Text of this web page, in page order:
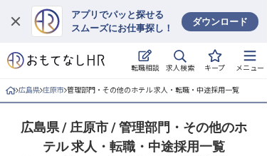
アプリでパッと探せる
スムーズにお仕事探し！
ダウンロード
転職相談 求人検索 キープ メニュー
ログイン
求人・施設を探す
就職・転職 合同説明会
広島県 庄原市 管理部門・その他のホテル 求人・転職・中途採用一覧
広島県 / 庄原市 / 管理部門・その他のホ
テル 求人・転職・中途採用一覧